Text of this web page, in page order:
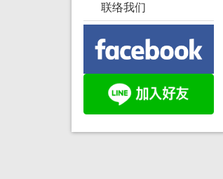
联络我们